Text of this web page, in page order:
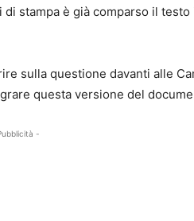
stampa è già comparso il testo
sulla questione davanti alle
questa versione del
-